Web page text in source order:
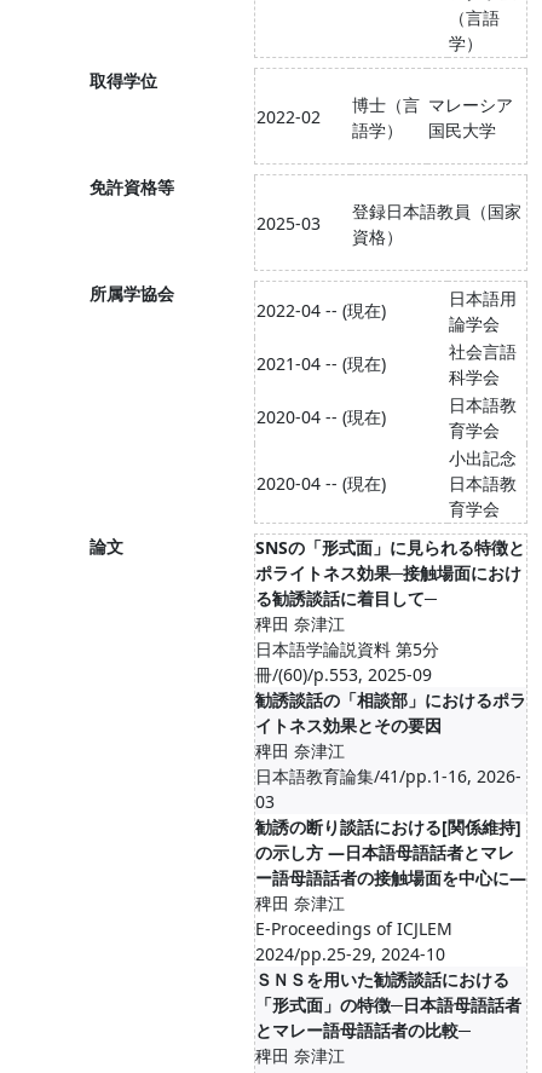
（言語
学）
取得学位
2022-02
博士（言
語学）
マレーシア
国民大学
免許資格等
2025-03
登録日本語教員（国家
資格）
所属学協会
2022-04 -- (現在)
日本語用
論学会
2021-04 -- (現在)
社会言語
科学会
2020-04 -- (現在)
日本語教
育学会
2020-04 -- (現在)
小出記念
日本語教
育学会
論文
SNSの「形式面」に見られる特徴と
ポライトネス効果─接触場面におけ
る勧誘談話に着目して─
稗田 奈津江
日本語学論説資料 第5分
冊/(60)/p.553, 2025-09
勧誘談話の「相談部」におけるポラ
イトネス効果とその要因
稗田 奈津江
日本語教育論集/41/pp.1-16, 2026-
03
勧誘の断り談話における[関係維持]
の⽰し⽅ ―⽇本語⺟語話者とマレ
ー語⺟語話者の接触場⾯を中⼼に―
稗田 奈津江
E-Proceedings of ICJLEM
2024/pp.25-29, 2024-10
ＳＮＳを用いた勧誘談話における
「形式面」の特徴─日本語母語話者
とマレー語母語話者の比較─
稗田 奈津江